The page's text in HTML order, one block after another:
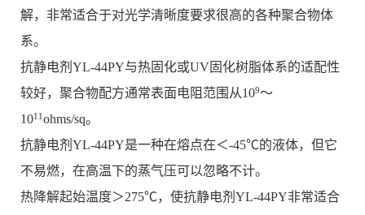
解，非常适合于对光学清晰度要求很高的各种聚合物体
系。
抗静电剂YL-44PY与热固化或UV固化树脂体系的适配性
较好，聚合物配方通常表面电阻范围从109～
1011 ohms/sq。
抗静电剂YL-44PY是一种在熔点在＜-45℃的液体，但它
不易燃，在高温下的蒸气压可以忽略不计。
热降解起始温度＞275℃，使抗静电剂YL-44PY非常适合